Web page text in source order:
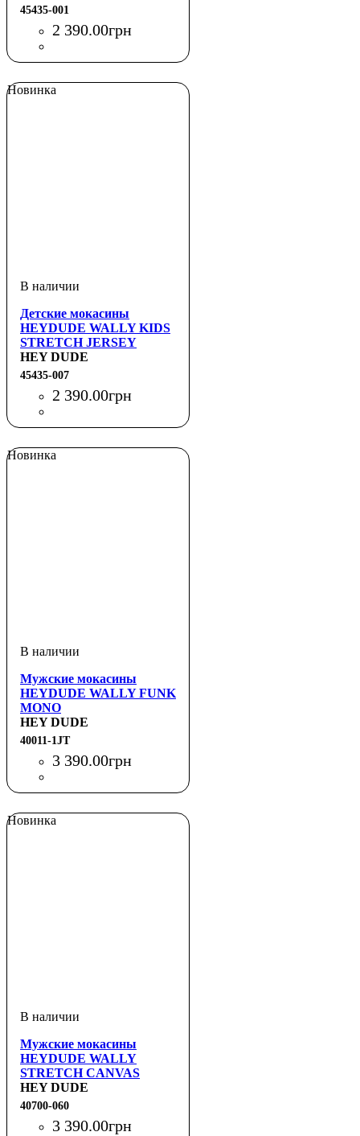
45435-001
2 390.00грн
Новинка
Детские мокасины
HEYDUDE WALLY KIDS
STRETCH JERSEY
HEY DUDE
45435-007
2 390.00грн
Новинка
Мужские мокасины
HEYDUDE WALLY FUNK
MONO
HEY DUDE
40011-1JT
3 390.00грн
Новинка
Мужские мокасины
HEYDUDE WALLY
STRETCH CANVAS
HEY DUDE
40700-060
3 390.00грн